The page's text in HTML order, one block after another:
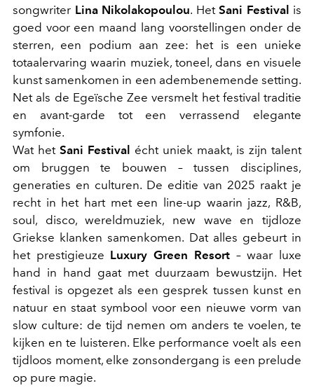
songwriter Lina Nikolakopoulou. Het Sani Festival is
goed voor een maand lang voorstellingen onder de
sterren, een podium aan zee: het is een unieke
totaalervaring waarin muziek, toneel, dans en visuele
kunst samenkomen in een adembenemende setting.
Net als de Egeïsche Zee versmelt het festival traditie
en avant-garde tot een verrassend elegante
symfonie.
Wat het Sani Festival écht uniek maakt, is zijn talent
om bruggen te bouwen – tussen disciplines,
generaties en culturen. De editie van 2025 raakt je
recht in het hart met een line-up waarin jazz, R&B,
soul, disco, wereldmuziek, new wave en tijdloze
Griekse klanken samenkomen. Dat alles gebeurt in
het prestigieuze Luxury Green Resort– waar luxe
hand in hand gaat met duurzaam bewustzijn. Het
festival is opgezet als een gesprek tussen kunst en
natuur en staat symbool voor een nieuwe vorm van
slow culture: de tijd nemen om anders te voelen, te
kijken en te luisteren. Elke performance voelt als een
tijdloos moment, elke zonsondergang is een prelude
op pure magie.